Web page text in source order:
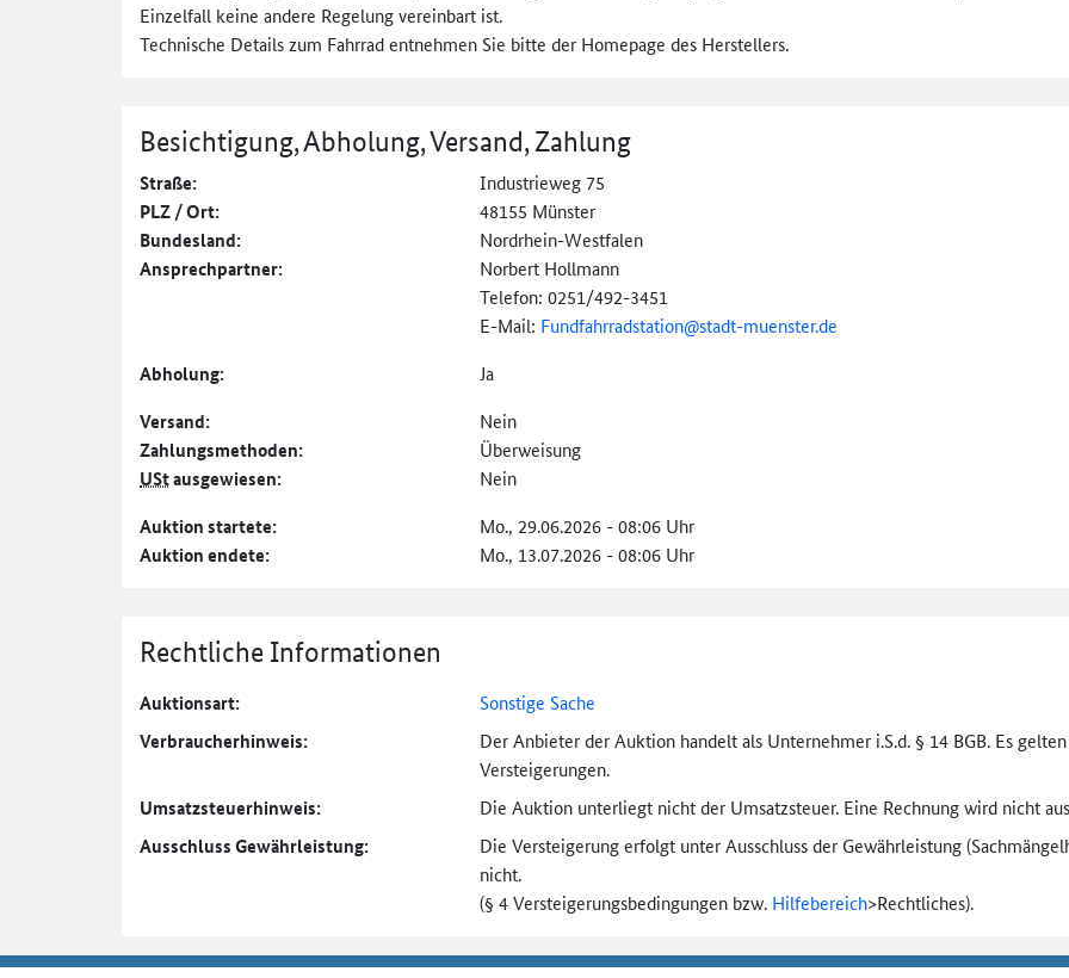
Einzelfall keine andere Regelung vereinbart ist.
Technische Details zum Fahrrad entnehmen Sie bitte der Homepage des Herstellers.
Besichtigung, Abholung, Versand, Zahlung
Straße: Industrieweg 75
PLZ / Ort: 48155 Münster
Bundesland: Nordrhein-Westfalen
Ansprechpartner:
Norbert Hollmann
Telefon: 0251/492-3451
E-Mail: Fundfahrradstation@stadt-muenster.de
Abholung: Ja
Versand: Nein
Zahlungs­methoden: Überweisung
UStausgewiesen: Nein
Auktion startete: Mo., 29.06.2026 - 08:06 Uhr
Auktion endete: Mo., 13.07.2026 - 08:06 Uhr
Rechtliche Informationen
Auktionsart: Sonstige Sache
Verbraucher­hinweis:
Der Anbieter der Auktion handelt als Unternehmer i.S.d. § 14 BGB. Es
Versteigerungen.
Umsatzsteuer­hinweis: Die Auktion unterliegt nicht der Umsatzsteuer. Eine Rechnung wird nicht
Ausschluss Gewährleistung: Die Versteigerung erfolgt unter Ausschluss der Gewährleistung
nicht.
(§ 4 Versteigerungs­bedingungen bzw. Hilfebereich>Rechtliches).